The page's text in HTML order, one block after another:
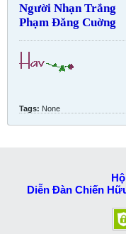
Người Nhạn Trắng
Phạm Đăng Cuờng
Tags: None
Diễn Đàn Chiến